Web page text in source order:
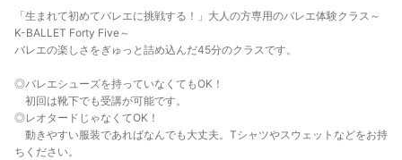
「生まれて初めてバレエに挑戦する！」大人の方専用のバレエ体験クラス～
K-BALLET Forty Five～
バレエの楽しさをぎゅっと詰め込んだ45分のクラスです。
◎バレエシューズを持っていなくてもOK！
初回は靴下でも受講が可能です。
◎レオタードじゃなくてOK！
動きやすい服装であればなんでも大丈夫。Tシャツやスウェットなどをお持
ちください。